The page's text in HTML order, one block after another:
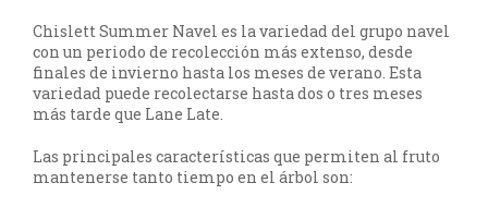
Chislett Summer Navel es la variedad del grupo navel
con un periodo de recolección más extenso, desde
finales de invierno hasta los meses de verano. Esta
variedad puede recolectarse hasta dos o tres meses
más tarde que Lane Late.
Las principales características que permiten al fruto
mantenerse tanto tiempo en el árbol son: